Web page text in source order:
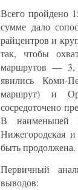
Всего пройдено
сумме дало
райцентров и
так, чтобы
маршрутов — 3,
явились Коми-
маршрут) и
сосредоточено
В наименьшей
Нижегородская
быть продолжена.
Первичный
выводов: